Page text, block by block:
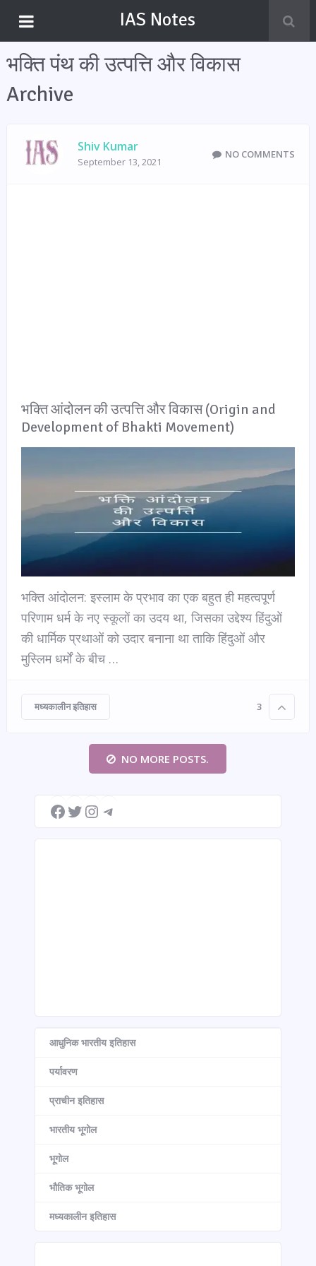
IAS Notes
भक्ति पंथ की उत्पत्ति और विकास
Archive
Shiv Kumar
September 13, 2021
NO COMMENTS
भक्ति आंदोलन की उत्पत्ति और विकास (Origin and
Development of Bhakti Movement)
भक्ति आंदोलन: इस्लाम के प्रभाव का एक बहुत ही महत्वपूर्ण
परिणाम धर्म के नए स्कूलों का उदय था, जिसका उद्देश्य हिंदुओं
की धार्मिक प्रथाओं को उदार बनाना था ताकि हिंदुओं और
मुस्लिम धर्मों के बीच …
मध्यकालीन इतिहास 3
NO MORE POSTS.
Facebook
TwitterInstagram
आधुनिक भारतीय इतिहास
पर्यावरण
प्राचीन इतिहास
भारतीय भूगोल
भूगोल
भौतिक भूगोल
मध्यकालीन इतिहास